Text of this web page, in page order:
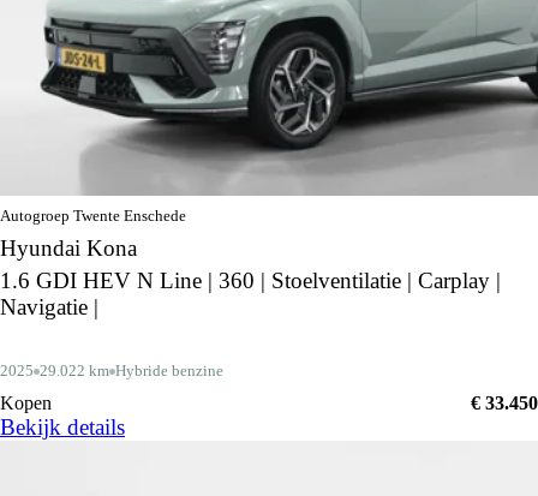
Autogroep Twente Enschede
Hyundai Kona
1.6 GDI HEV N Line | 360 | Stoelventilatie | Carplay |
Navigatie |
2025 29.022 km Hybride benzine
Kopen € 33.450
Bekijk details